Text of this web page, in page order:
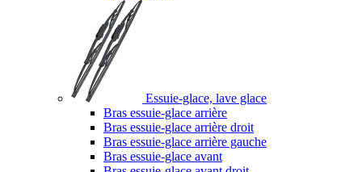
Essuie-glace, lave glace
Bras essuie-glace arrière
Bras essuie-glace arrière droit
Bras essuie-glace arrière gauche
Bras essuie-glace avant